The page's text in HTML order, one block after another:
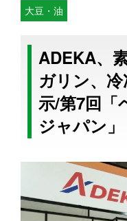
大豆・油
ADEKA、
ガリン、
示/第7回「
ジャパン」